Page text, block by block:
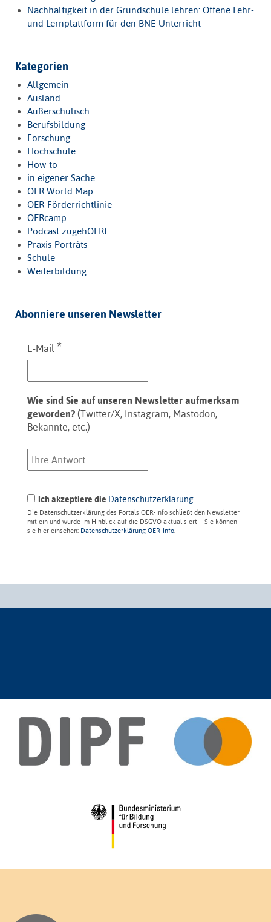
Nachhaltigkeit in der Grundschule lehren: Offene Lehr-
und Lernplattform für den BNE-Unterricht
Kategorien
Allgemein
Ausland
Außerschulisch
Berufsbildung
Forschung
Hochschule
How to
in eigener Sache
OER World Map
OER-Förderrichtlinie
OERcamp
Podcast zugehOERt
Praxis-Porträts
Schule
Weiterbildung
Abonniere unseren Newsletter
E-Mail *
Wie sind Sie auf unseren Newsletter aufmerksam
geworden? (Twitter/X, Instagram, Mastodon,
Bekannte, etc.)
Ich akzeptiere die Datenschutzerklärung
Die Datenschutzerklärung des Portals OER-Info schließt den Newsletter
mit ein und wurde im Hinblick auf die DSGVO aktualisiert – Sie können
sie hier einsehen: Datenschutzerklärung OER-Info